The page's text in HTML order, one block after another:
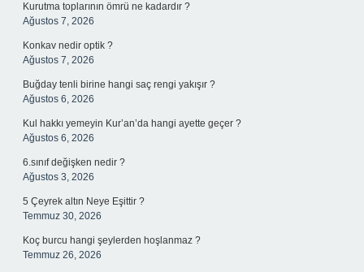
Kurutma toplarının ömrü ne kadardır ?
Ağustos 7, 2026
Konkav nedir optik ?
Ağustos 7, 2026
Buğday tenli birine hangi saç rengi yakışır ?
Ağustos 6, 2026
Kul hakkı yemeyin Kur’an’da hangi ayette geçer ?
Ağustos 6, 2026
6.sınıf değişken nedir ?
Ağustos 3, 2026
5 Çeyrek altın Neye Eşittir ?
Temmuz 30, 2026
Koç burcu hangi şeylerden hoşlanmaz ?
Temmuz 26, 2026